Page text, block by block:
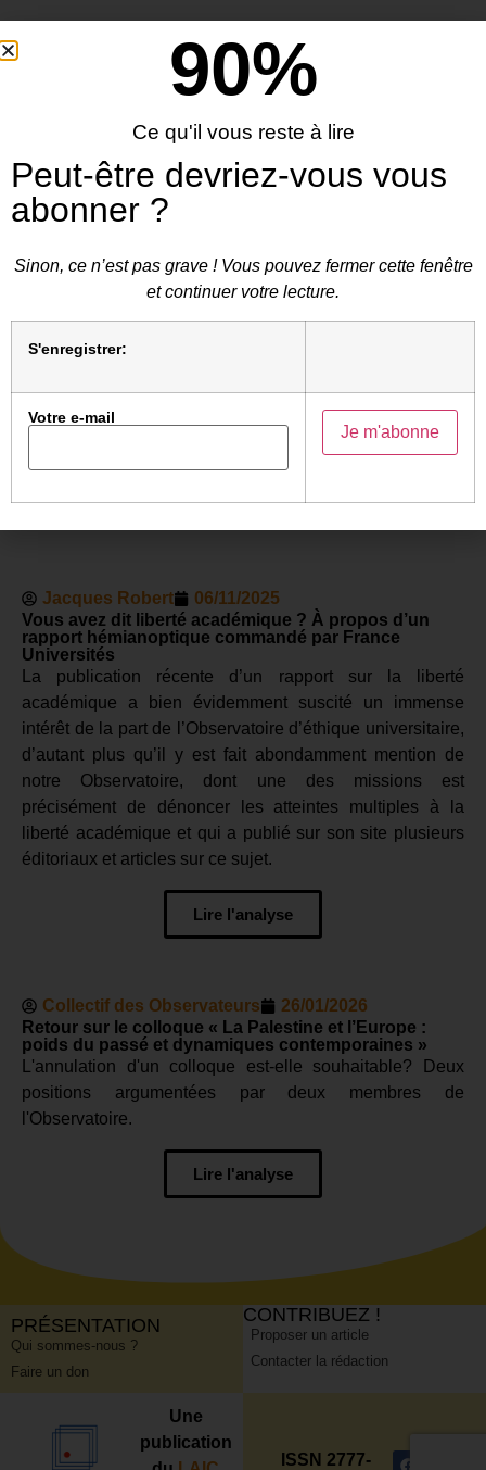
Droit de réponse et contributions
Vous pourriez aimer aussi :
Jacques Robert
06/11/2025
Vous avez dit liberté académique ? À propos d’un
rapport hémianoptique commandé par France
Universités
La publication récente d’un rapport sur la liberté
académique a bien évidemment suscité un immense
intérêt de la part de l’Observatoire d’éthique universitaire,
d’autant plus qu’il y est fait abondamment mention de
notre Observatoire, dont une des missions est
précisément de dénoncer les atteintes multiples à la
liberté académique et qui a publié sur son site plusieurs
éditoriaux et articles sur ce sujet.
Lire l'analyse
Collectif des Observateurs
26/01/2026
Retour sur le colloque « La Palestine et l’Europe :
poids du passé et dynamiques contemporaines »
L'annulation d'un colloque est-elle souhaitable? Deux
positions argumentées par deux membres de
l'Observatoire.
Lire l'analyse
PRÉSENTATION
Qui sommes-nous ?
Faire un don
CONTRIBUEZ !
Proposer un article
Contacter la rédaction
Une
publication
ISSN 2777-
Ce qu'il vous reste à lire
90%
Peut-être devriez-vous vous
abonner ?
Sinon, ce n’est pas grave ! Vous pouvez fermer cette fenêtre
et continuer votre lecture.
S'enregistrer:
Votre e-mail